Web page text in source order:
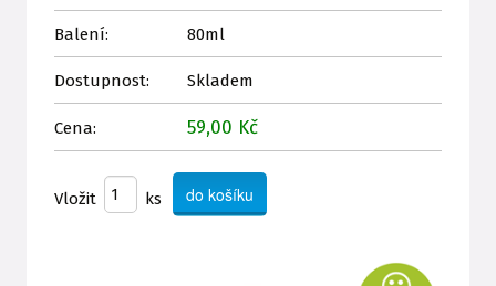
Balení: 80ml
Dostupnost: Skladem
Cena: 59,00 Kč
Vložit ks